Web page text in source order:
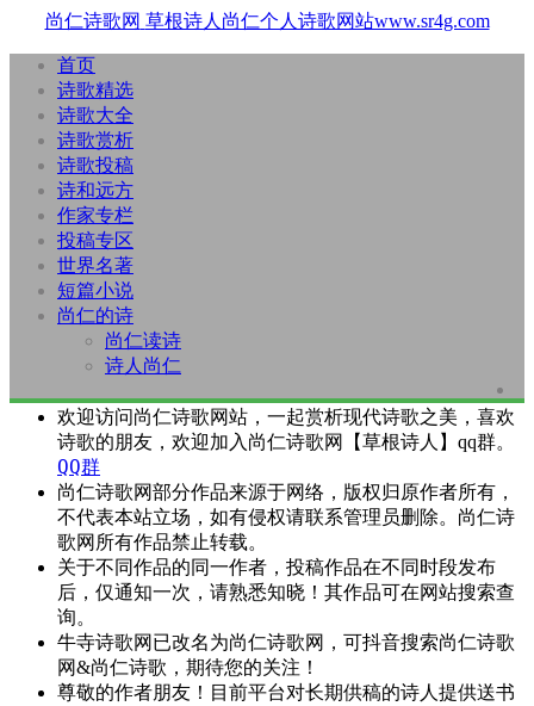
尚仁诗歌网 草根诗人尚仁个人诗歌网站www.sr4g.com
首页
诗歌精选
诗歌大全
诗歌赏析
诗歌投稿
诗和远方
作家专栏
投稿专区
世界名著
短篇小说
尚仁的诗
尚仁读诗
诗人尚仁
欢迎访问尚仁诗歌网站，一起赏析现代诗歌之美，喜欢
诗歌的朋友，欢迎加入尚仁诗歌网【草根诗人】qq群。
QQ群
尚仁诗歌网部分作品来源于网络，版权归原作者所有，
不代表本站立场，如有侵权请联系管理员删除。尚仁诗
歌网所有作品禁止转载。
关于不同作品的同一作者，投稿作品在不同时段发布
后，仅通知一次，请熟悉知晓！其作品可在网站搜索查
询。
牛寺诗歌网已改名为尚仁诗歌网，可抖音搜索尚仁诗歌
网&尚仁诗歌，期待您的关注！
尊敬的作者朋友！目前平台对长期供稿的诗人提供送书